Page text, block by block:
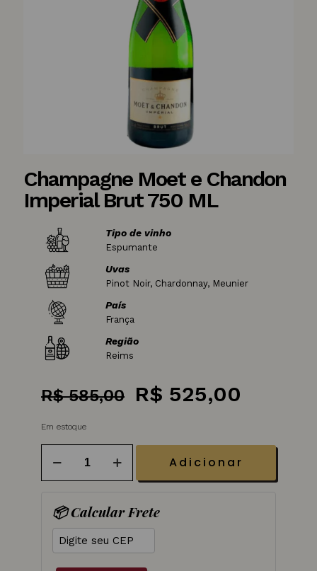
Champagne Moet e Chandon
Imperial Brut 750 ML
Tipo de vinho
Espumante
Uvas
Pinot Noir, Chardonnay, Meunier
País
França
Região
Reims
R$585,00
O
era:
R$ 585,00.
R$ 525,00
é:
R$
Em estoque
Moet
Imperial
Brut
750
Adicionar
📦 Calcular Frete